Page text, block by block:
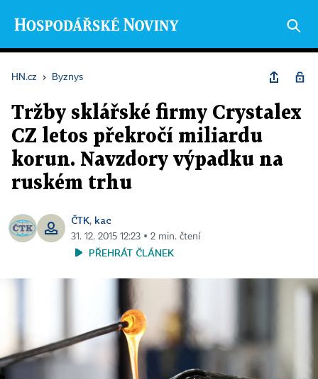
HN.cz › Byznys
Tržby sklářské firmy Crystalex
CZ letos překročí miliardu
korun. Navzdory výpadku na
ruském trhu
ČTK, kac
31. 12. 2015 12:23 ▪ 2 min. čtení
PŘEHRÁT ČLÁNEK